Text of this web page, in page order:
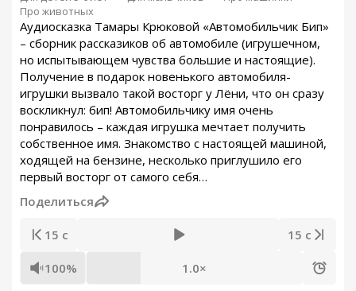
Про животных
Аудиосказка Тамары Крюковой «Автомобильчик Бип»
– сборник рассказиков об автомобиле (игрушечном,
но испытывающем чувства большие и настоящие).
Получение в подарок новенького автомобиля-
игрушки вызвало такой восторг у Лёни, что он сразу
воскликнул: бип! Автомобильчику имя очень
понравилось – каждая игрушка мечтает получить
собственное имя. Знакомство с настоящей машиной,
ходящей на бензине, несколько приглушило его
первый восторг от самого себя…
Поделиться
15 с 15 с
100% 1.0×